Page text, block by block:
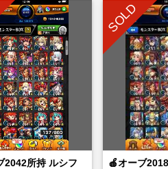
2042所持 ルシフ
SOLD
🍎オーブ